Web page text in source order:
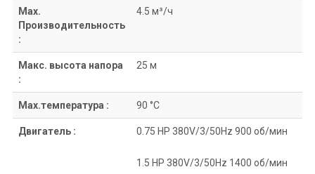
Max.
Производительность
:
4.5 м³/ч
Макс. высота напора
:
25 м
Max.температура : 90 °C
Двигатель : 0.75 HP 380V/3/50Hz 900 об/мин
1.5 HP 380V/3/50Hz 1400 об/мин